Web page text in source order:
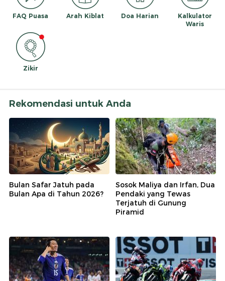
FAQ Puasa Arah Kiblat Doa Harian
Kalkulator
Waris
Zikir
Rekomendasi untuk Anda
Bulan Safar Jatuh pada
Bulan Apa di Tahun 2026?
Sosok Maliya dan Irfan, Dua
Pendaki yang Tewas
Terjatuh di Gunung
Piramid